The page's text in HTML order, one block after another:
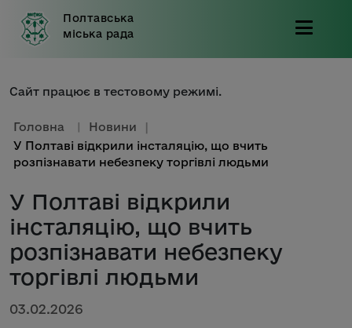
Полтавська
міська рада
Сайт працює в тестовому режимі.
Головна | Новини |
У Полтаві відкрили інсталяцію, що вчить
розпізнавати небезпеку торгівлі людьми
У Полтаві відкрили
інсталяцію, що вчить
розпізнавати небезпеку
торгівлі людьми
03.02.2026